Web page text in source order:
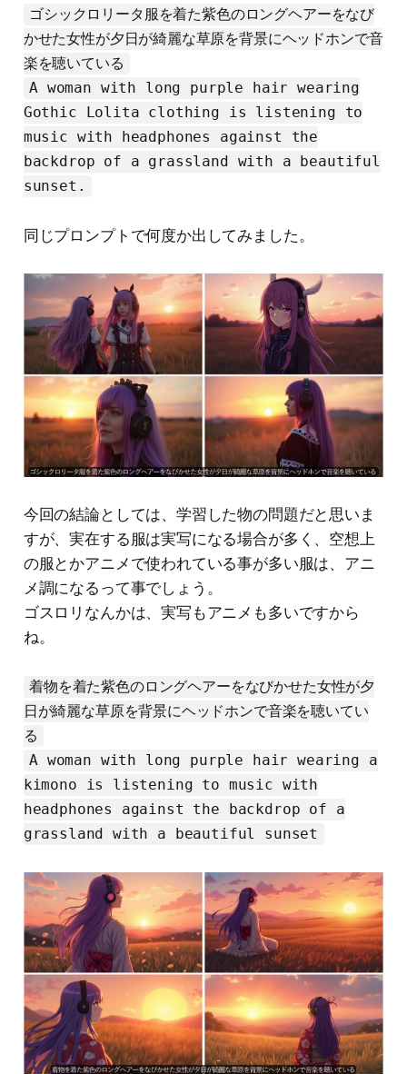
ゴシックロリータ服を着た紫色のロングヘアーをなび
かせた女性が夕日が綺麗な草原を背景にヘッドホンで音
楽を聴いている
A woman with long purple hair wearing
Gothic Lolita clothing is listening to
music with headphones against the
backdrop of a grassland with a beautiful
sunset.
同じプロンプトで何度か出してみました。
今回の結論としては、学習した物の問題だと思いま
すが、実在する服は実写になる場合が多く、空想上
の服とかアニメで使われている事が多い服は、アニ
メ調になるって事でしょう。
ゴスロリなんかは、実写もアニメも多いですから
ね。
着物を着た紫色のロングヘアーをなびかせた女性が夕
日が綺麗な草原を背景にヘッドホンで音楽を聴いてい
る
A woman with long purple hair wearing a
kimono is listening to music with
headphones against the backdrop of a
grassland with a beautiful sunset